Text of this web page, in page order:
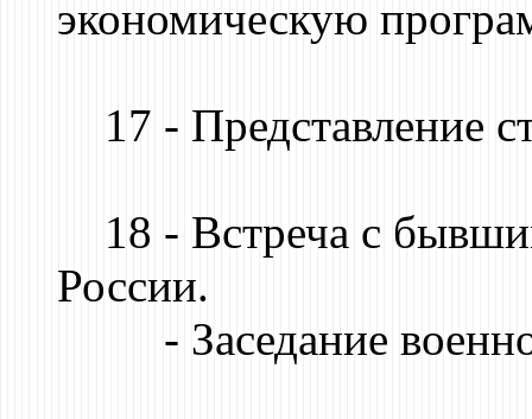
экономическую
17 - Представление
18 - Встреча с
России.
- Заседание